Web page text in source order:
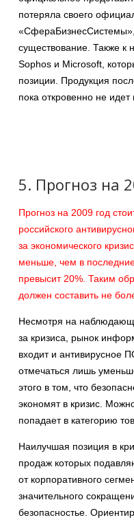
потеряла своего
«СфераБизнесСистемы»,
существование. Также к
Sophos и Microsoft,
позиции. Продукция
пока откровенно не идет
5. Прогноз на
Прогноз на 2009 год
российского
за экономического
меньше, чем в
превысит 20%. Таким
должен составить не
Несмотря на
за кризиса, рынок
входит и антивирусное
отмечаться лишь
этого в том, что
экономят в кризис.
попадает в категорию
Наилучшая позиция в
продаж которых
от корпоративного
значительного
безопасностье.